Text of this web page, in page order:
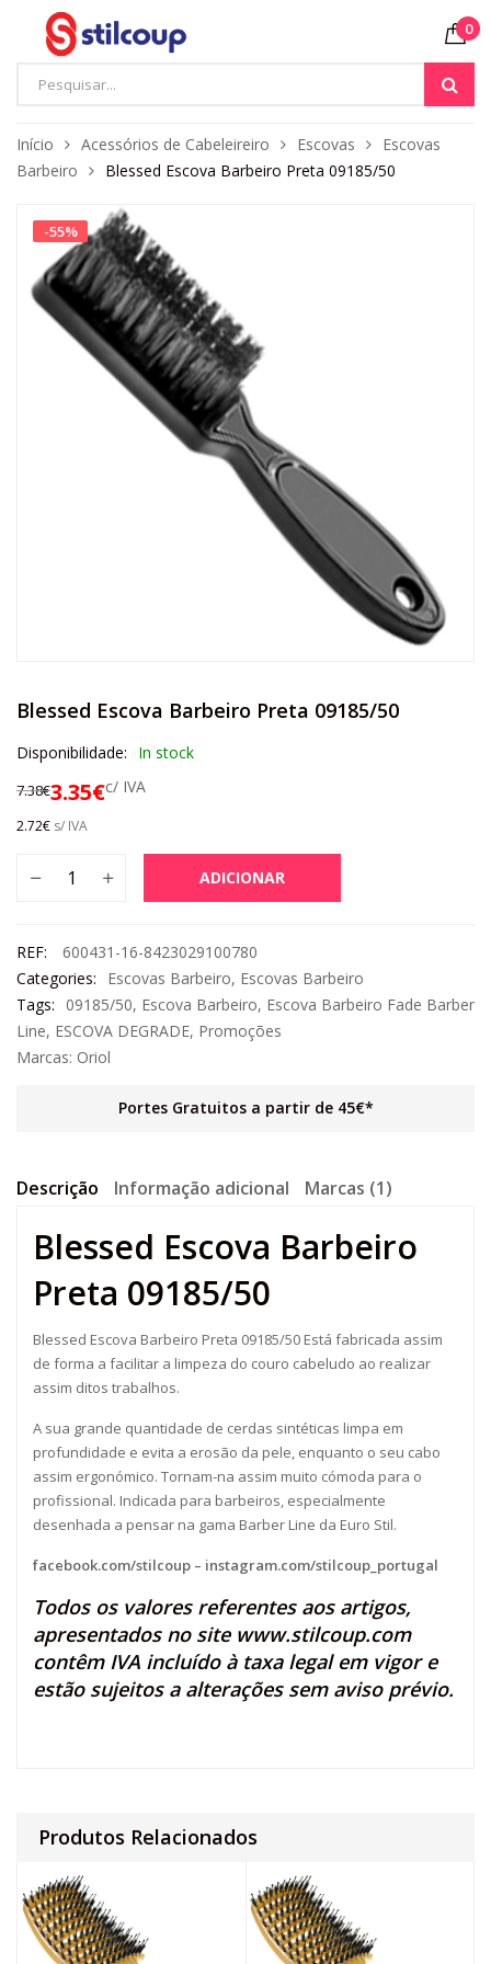
0
Início Acessórios de Cabeleireiro Escovas
Escovas
Barbeiro
Blessed Escova Barbeiro Preta 09185/50
-55%
Blessed Escova Barbeiro Preta 09185/50
Disponibilidade: In stock
7.38€3.35€c/ IVA
2.72€ s/ IVA
ADICIONAR
REF:
600431-16-8423029100780
Categories:
Escovas Barbeiro, Escovas Barbeiro
Tags:
09185/50, Escova Barbeiro, Escova Barbeiro Fade Barber
Line, ESCOVA DEGRADE, Promoções
Marcas: Oriol
Portes Gratuitos a partir de 45€*
Descrição Informação adicional Marcas (1)
Blessed Escova Barbeiro
Preta 09185/50
Blessed Escova Barbeiro Preta 09185/50 Está fabricada assim
de forma a facilitar a limpeza do couro cabeludo ao realizar
assim ditos trabalhos.
A sua grande quantidade de cerdas sintéticas limpa em
profundidade e evita a erosão da pele, enquanto o seu cabo
assim ergonómico. Tornam-na assim muito cómoda para o
profissional. Indicada para barbeiros, especialmente
desenhada a pensar na gama Barber Line da Euro Stil.
facebook.com/stilcoup – instagram.com/stilcoup_portugal
Todos os valores referentes aos artigos,
apresentados no site www.stilcoup.com
contêm IVA incluído à taxa legal em vigor e
estão sujeitos a alterações sem aviso prévio.
Produtos Relacionados